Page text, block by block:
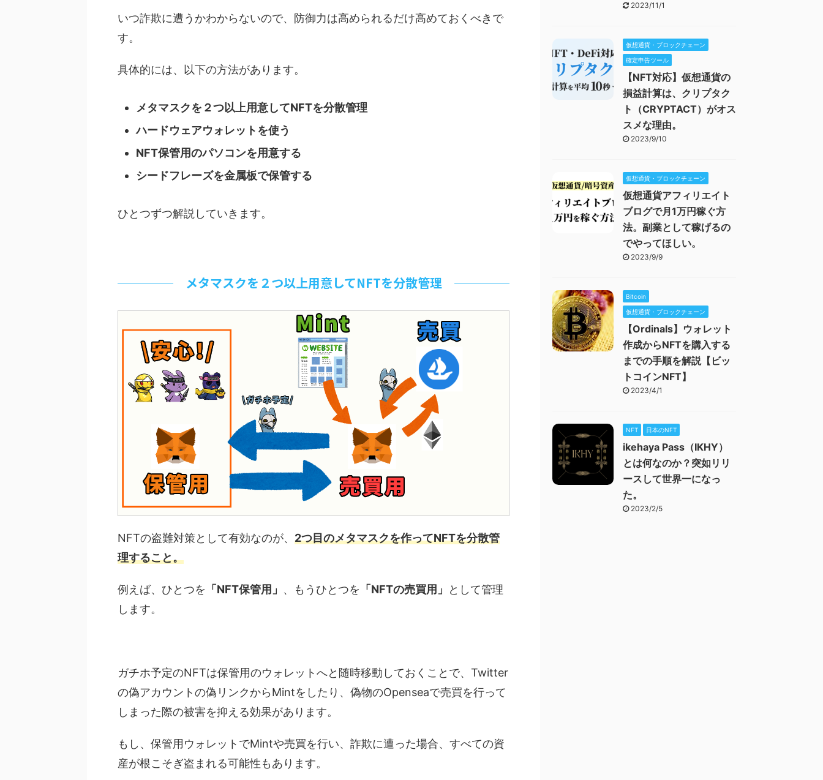
いつ詐欺に遭うかわからないので、防御力は高められるだけ高めておくべきで
す。
具体的には、以下の方法があります。
メタマスクを２つ以上用意してNFTを分散管理
ハードウェアウォレットを使う
NFT保管用のパソコンを用意する
シードフレーズを金属板で保管する
ひとつずつ解説していきます。
メタマスクを２つ以上用意してNFTを分散管理
NFTの盗難対策として有効なのが、 2つ目のメタマスクを作ってNFTを分散管
理すること。
例えば、ひとつを 「NFT保管用」 、もうひとつを 「NFTの売買用」
として管理
します。
ガチホ予定のNFTは保管用のウォレットへと随時移動しておくことで、Twitter
の偽アカウントの偽リンクからMintをしたり、偽物のOpenseaで売買を行って
しまった際の被害を抑える効果があります。
もし、保管用ウォレットでMintや売買を行い、詐欺に遭った場合、すべての資
産が根こそぎ盗まれる可能性もあります。
2023/11/1
仮想通貨・ブロックチェーン
確定申告ツール
【NFT対応】仮想通貨の
損益計算は、クリプタク
ト（CRYPTACT）がオス
スメな理由。
2023/9/10
仮想通貨・ブロックチェーン
仮想通貨アフィリエイト
ブログで月1万円稼ぐ方
法。副業として稼げるの
でやってほしい。
2023/9/9
Bitcoin
仮想通貨・ブロックチェーン
【Ordinals】ウォレット
作成からNFTを購入する
までの手順を解説【ビッ
トコインNFT】
2023/4/1
NFT 日本のNFT
ikehaya Pass（IKHY）
とは何なのか？突如リリ
ースして世界一になっ
た。
2023/2/5